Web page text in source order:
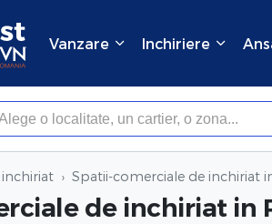
Vanzare Inchiriere
×Inchide
Spatii-comerciale de inchiriat
de inchiriat in